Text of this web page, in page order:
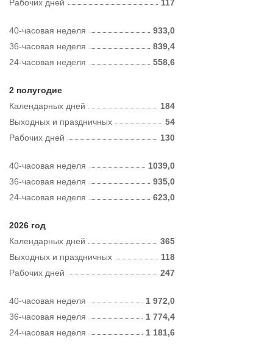
Рабочих дней 117
40-часовая неделя
933,0
36-часовая неделя
839,4
24-часовая неделя
558,6
2 полугодие
Календарных дней
184
Рабочих дней 130
Выходных и праздничных 54
40-часовая неделя
1039,0
36-часовая неделя
935,0
24-часовая неделя
623,0
2026 год
Календарных дней
365
Рабочих дней 247
Выходных и праздничных 118
40-часовая неделя
1 972,0
36-часовая неделя
1 774,4
24-часовая неделя
1 181,6